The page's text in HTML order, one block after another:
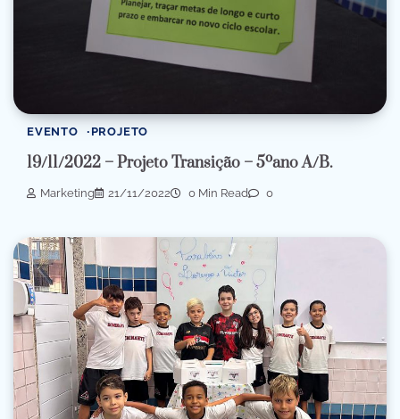
EVENTO PROJETO
19/11/2022 – Projeto Transição – 5ºano A/B.
Marketing 21/11/2022 0 Min Read 0